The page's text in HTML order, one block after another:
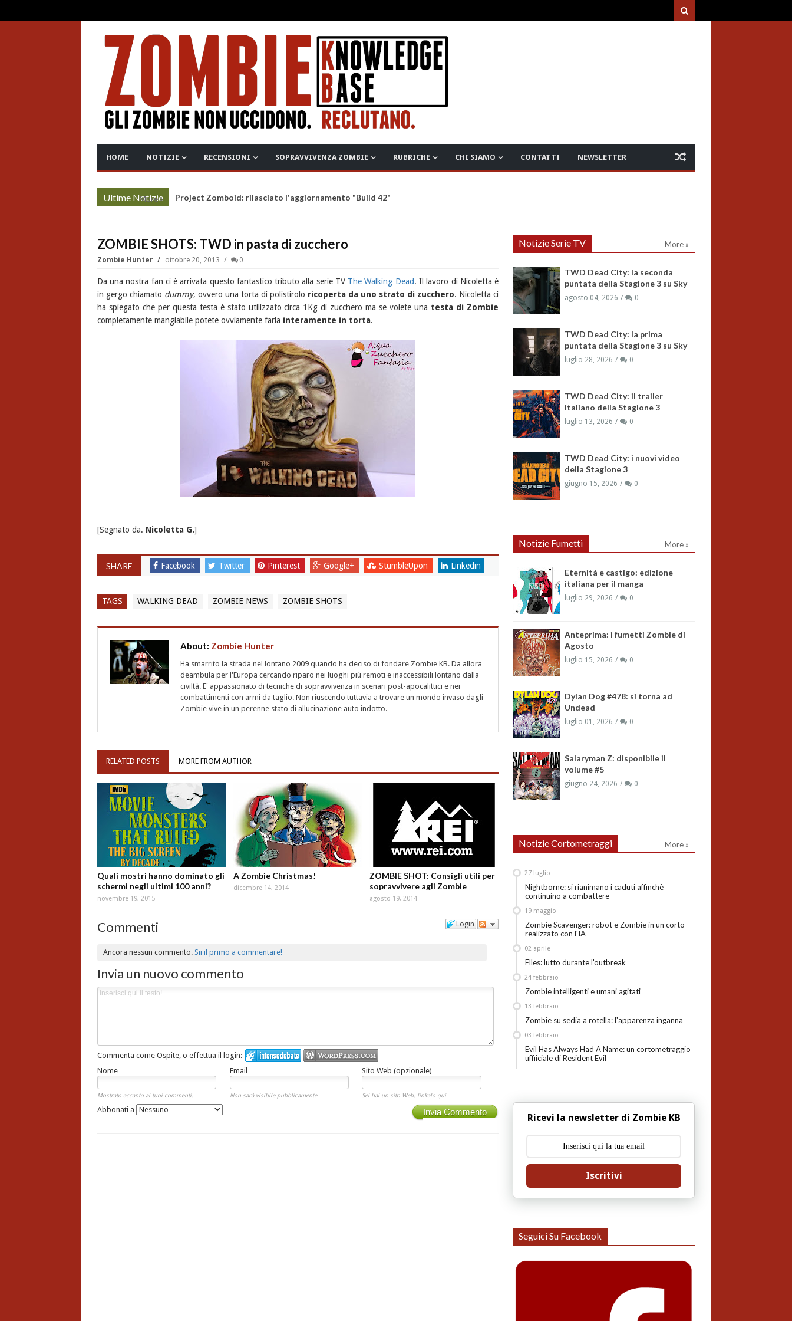
HOME NOTIZIE RECENSIONI SOPRAVVIVENZA ZOMBIE RUBRICHE CHI SIAMO CONTATTI NEWSLETTER
Ultime Notizie
More » Project Zomboid: rilasciato l'aggiornamento "Build 42"
ZOMBIE SHOTS: TWD in pasta di zucchero
Zombie Hunter ottobre 20, 2013 0
Da una nostra fan ci è arrivata questo fantastico tributo alla serie TV The Walking Dead. Il lavoro di Nicoletta è
in gergo chiamato dummy, ovvero una torta di polistirolo ricoperta da uno strato di zucchero. Nicoletta ci
ha spiegato che per questa testa è stato utilizzato circa 1Kg di zucchero ma se volete una testa di Zombie
completamente mangiabile potete ovviamente farla interamente in torta.
[Segnato da. Nicoletta G.]
SHARE Facebook Twitter Pinterest Google+ StumbleUpon Linkedin
TAGS WALKING DEAD ZOMBIE NEWS ZOMBIE SHOTS
About: Zombie Hunter
Ha smarrito la strada nel lontano 2009 quando ha deciso di fondare Zombie KB. Da allora
deambula per l'Europa cercando riparo nei luoghi più remoti e inaccessibili lontano dalla
civiltà. E' appassionato di tecniche di sopravvivenza in scenari post-apocalittici e nei
combattimenti con armi da taglio. Non riuscendo tuttavia a trovare un mondo invaso dagli
Zombie vive in un perenne stato di allucinazione auto indotto.
RELATED POSTS MORE FROM AUTHOR
Quali mostri hanno dominato gli
schermi negli ultimi 100 anni?
novembre 19, 2015
A Zombie Christmas!
dicembre 14, 2014
ZOMBIE SHOT: Consigli utili per
sopravvivere agli Zombie
agosto 19, 2014
Login
Commenti
Ancora nessun commento.Sii il primo a commentare!
Invia un nuovo commento
Commenta come Ospite, o effettua il login:
Nome
Email Sito Web (opzionale)
Mostrato accanto ai tuoi commenti. Non sarà visibile pubblicamente. Sei hai un sito Web, linkalo qui.
Invia Commento
Abbonati a
Notizie Serie TV More »
TWD Dead City: la seconda
puntata della Stagione 3 su Sky
agosto 04, 2026 0
TWD Dead City: la prima
puntata della Stagione 3 su Sky
luglio 28, 2026 0
TWD Dead City: il trailer
italiano della Stagione 3
luglio 13, 2026 0
TWD Dead City: i nuovi video
della Stagione 3
giugno 15, 2026 0
Notizie Fumetti More »
Eternità e castigo: edizione
italiana per il manga
luglio 29, 2026 0
Anteprima: i fumetti Zombie di
Agosto
luglio 15, 2026 0
Dylan Dog #478: si torna ad
Undead
luglio 01, 2026 0
Salaryman Z: disponibile il
volume #5
giugno 24, 2026 0
Notizie Cortometraggi More »
Nightborne: si rianimano i caduti affinchè
continuino a combattere
27 luglio
Zombie Scavenger: robot e Zombie in un corto
realizzato con l'IA
19 maggio
Elles: lutto durante l'outbreak
02 aprile
Zombie intelligenti e umani agitati
24 febbraio
Zombie su sedia a rotella: l'apparenza inganna
13 febbraio
Evil Has Always Had A Name: un cortometraggio
uffiiciale di Resident Evil
03 febbraio
Ricevi la newsletter di Zombie KB
Iscritivi
Seguici Su Facebook